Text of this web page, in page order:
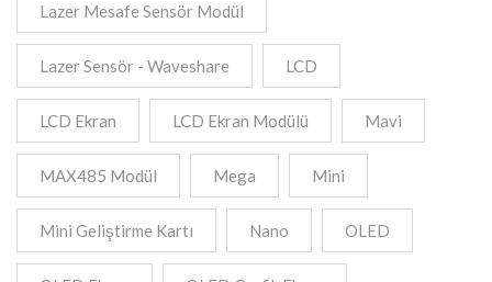
Lazer Mesafe Sensör Modül
Lazer Sensör - Waveshare LCD
LCD Ekran LCD Ekran Modülü Mavi
MAX485 Modül Mega Mini
Mini Geliştirme Kartı Nano OLED